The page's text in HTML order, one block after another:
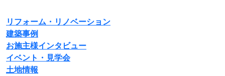
リフォーム・リノベーション
建築事例
お施主様インタビュー
イベント・見学会
土地情報